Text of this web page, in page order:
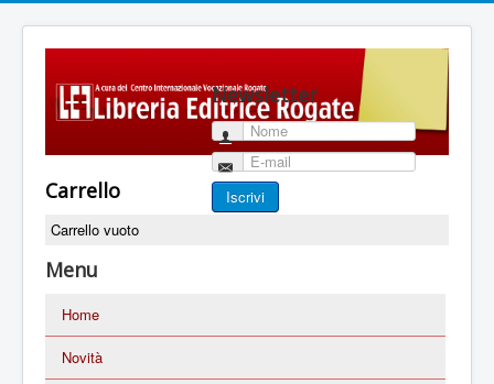
Newsletter
Nome
E-mail
Iscrivi
Carrello
Carrello vuoto
Menu
Home
Novità